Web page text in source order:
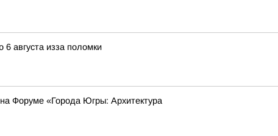
августа изза поломки
Форуме «Города Югры: Архитектура